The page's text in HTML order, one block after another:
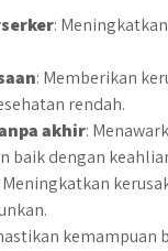
:
: Memberikan
rendah.
akhir:
baik dengan
Meningkatkan